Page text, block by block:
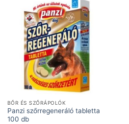
BŐR ÉS SZŐRÁPOLÓK
Panzi szőrregeneráló tabletta
100 db